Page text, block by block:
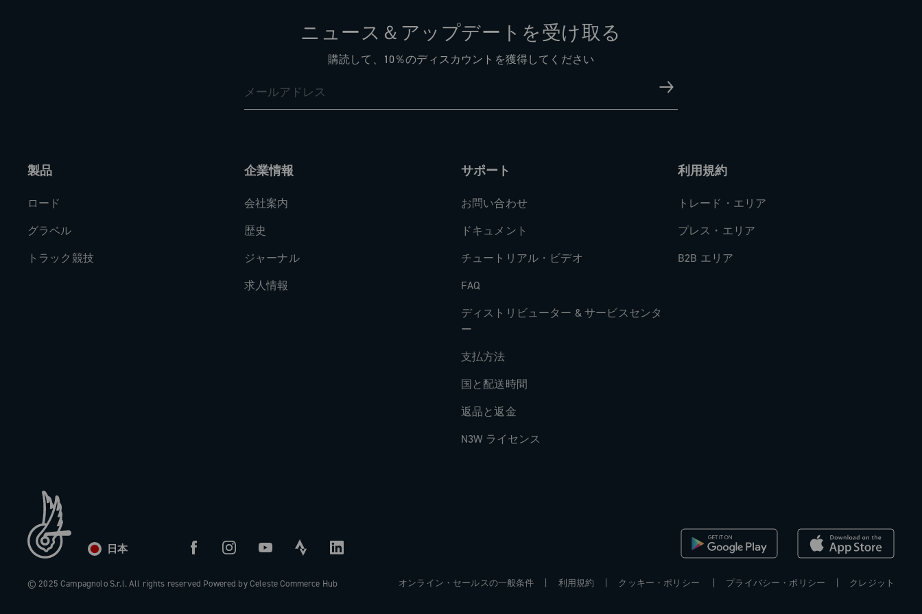
ニュース＆アップデートを受け取る
購読して、10％のディスカウントを獲得してください
製品
ロード
グラベル
トラック競技
企業情報
会社案内
歴史
ジャーナル
求人情報
サポート
お問い合わせ
ドキュメント
チュートリアル・ビデオ
FAQ
ディストリビューター & サービスセンタ
ー
支払方法
国と配送時間
返品と返金
N3W ライセンス
利用規約
トレード・エリア
プレス・エリア
B2B エリア
日本
© 2025 Campagnolo S.r.l. All rights reserved Powered by Celeste Commerce Hub オンライン・セールスの一般条件 利用規約 クッキー・ポリシー プライバシー・ポリシー クレジット